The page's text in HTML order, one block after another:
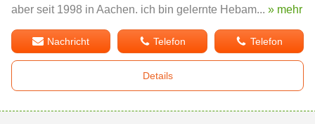
aber seit 1998 in Aachen. ich bin gelernte Hebam... » mehr
Nachricht Telefon Telefon
Details